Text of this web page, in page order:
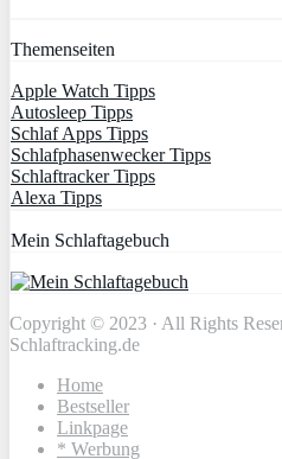
Themenseiten
Apple Watch Tipps
Autosleep Tipps
Schlaf Apps Tipps
Schlafphasenwecker Tipps
Schlaftracker Tipps
Alexa Tipps
Mein Schlaftagebuch
Copyright © 2023 · All Rights
Schlaftracking.de
Home
Bestseller
Linkpage
* Werbung